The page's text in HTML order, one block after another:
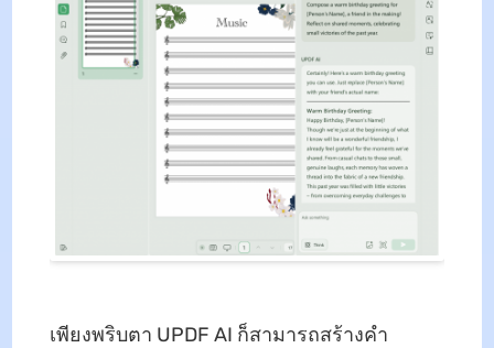
เพียงพริบตา UPDF AI ก็สามารถสร้างคำ